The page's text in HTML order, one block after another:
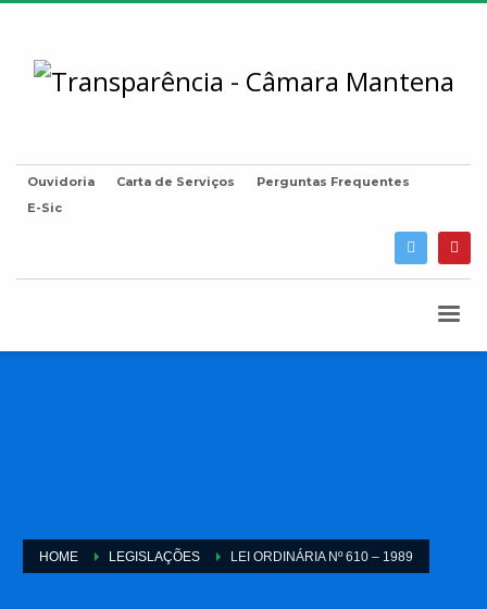
Ouvidoria Carta de Serviços
Perguntas Frequentes
E-Sic
HOME LEGISLAÇÕES LEI ORDINÁRIA Nº 610 – 1989